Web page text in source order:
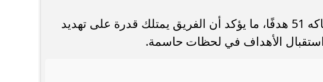
وسجل برينتفورد 54 هدفًا، واستقبلت شباكه 51 هدفًا، ما يؤكد أن الفريق يمتلك قدرة على تهديد
استقبال الأهداف في لحظات حاسمة.